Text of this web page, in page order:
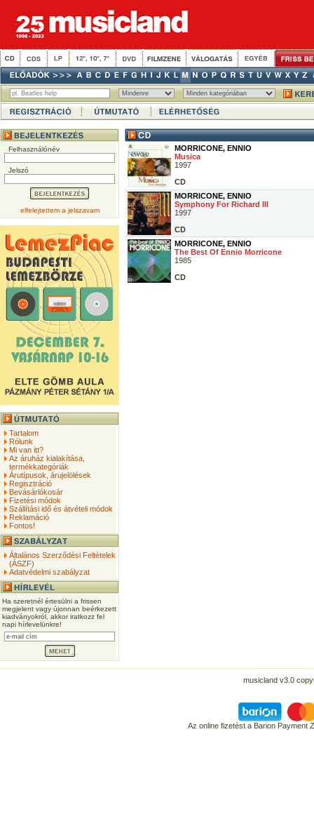
Felhasználónév
Jelszó
elfelejtettem a jelszavam
Tartalom
Rólunk
Mi van itt?
Az áruház kialakítása,
termékkategóriák
Árutípusok, árujelölések
Regisztráció
Bevásárlókosár
Fizetési módok
Szállítási idő és átvételi módok
Reklamáció
Fontos!
Általános Szerződési Feltételek
(ÁSZF)
Adatvédelmi szabályzat
Ha szeretnél értesülni a frissen
megjelent vagy újonnan beérkezett
kiadványokról, akkor iratkozz fel
napi hírlevelünkre!
MORRICONE, ENNIO
Musica
1997
CD
MORRICONE, ENNIO
Symphony For Richard III
1997
CD
MORRICONE, ENNIO
The Best Of Ennio Morricone
1985
CD
musicland v3.0
Az online fizetést a Barion Payment